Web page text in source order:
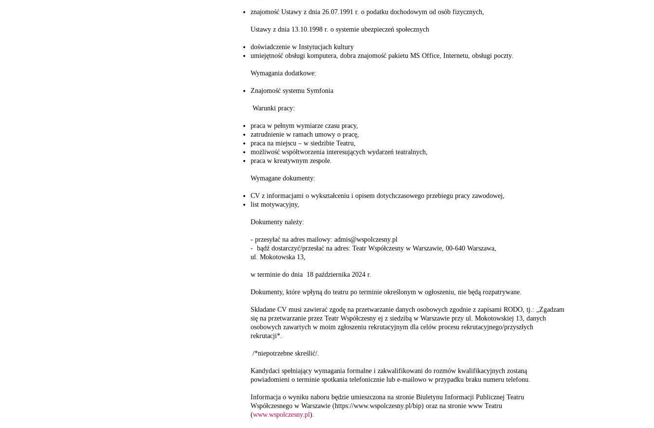
znajomość Ustawy z dnia 26.07.1991 r. o podatku dochodowym od osób fizycznych,
Ustawy z dnia 13.10.1998 r. o systemie ubezpieczeń społecznych
doświadczenie w Instytucjach kultury
umiejętność obsługi komputera, dobra znajomość pakietu MS Office, Internetu, obsługi poczty.
Wymagania dodatkowe:
Znajomość systemu Symfonia
Warunki pracy:
praca w pełnym wymiarze czasu pracy,
zatrudnienie w ramach umowy o pracę,
praca na miejscu – w siedzibie Teatru,
możliwość współtworzenia interesujących wydarzeń teatralnych,
praca w kreatywnym zespole.
Wymagane dokumenty:
CV z informacjami o wykształceniu i opisem dotychczasowego przebiegu pracy zawodowej,
list motywacyjny,
Dokumenty należy:
- przesyłać na adres mailowy: admis@wspolczesny.pl
- bądź dostarczyć/przesłać na adres: Teatr Współczesny w Warszawie, 00-640 Warszawa,
ul. Mokotowska 13,
w terminie do dnia 18 października 2024 r.
Dokumenty, które wpłyną do teatru po terminie określonym w ogłoszeniu, nie będą rozpatrywane.
Składane CV musi zawierać zgodę na przetwarzanie danych osobowych zgodnie z zapisami RODO, tj.: „Zgadzam
się na przetwarzanie przez Teatr Współczesny ej z siedzibą w Warszawie przy ul. Mokotowskiej 13, danych
osobowych zawartych w moim zgłoszeniu rekrutacyjnym dla celów procesu rekrutacyjnego/przyszłych
rekrutacji*.
/*niepotrzebne skreślić/.
Kandydaci spełniający wymagania formalne i zakwalifikowani do rozmów kwalifikacyjnych zostaną
powiadomieni o terminie spotkania telefonicznie lub e-mailowo w przypadku braku numeru telefonu.
Informacja o wyniku naboru będzie umieszczona na stronie Biuletynu Informacji Publicznej Teatru
Współczesnego w Warszawie (https://www.wspolczesny.pl/bip) oraz na stronie www Teatru
(www.wspolczesny.pl).